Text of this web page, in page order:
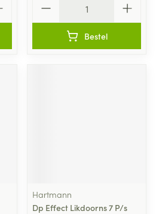
Bestel
Hartmann
Dp Effect Likdoorns 7 P/s